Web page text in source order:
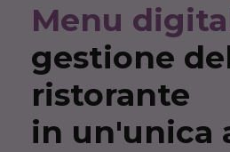
Menu
gestione
ristorante
in un'unica